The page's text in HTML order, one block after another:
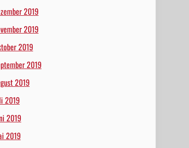
2019
2019
2019
2019
2019
2019
2019
2019